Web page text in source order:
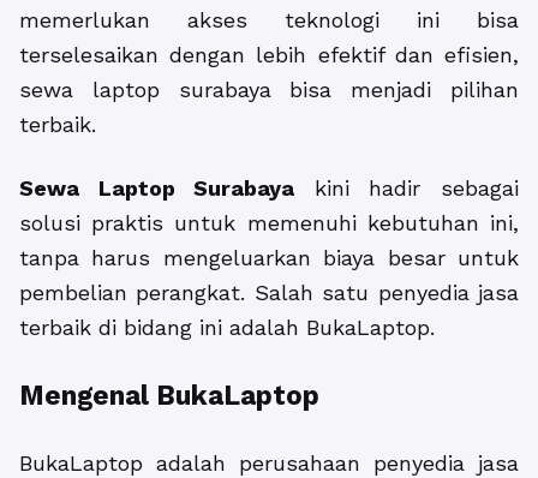
memerlukan akses teknologi ini bisa
terselesaikan dengan lebih efektif dan efisien,
sewa laptop surabaya bisa menjadi pilihan
terbaik.
Sewa Laptop Surabaya kini hadir sebagai
solusi praktis untuk memenuhi kebutuhan ini,
tanpa harus mengeluarkan biaya besar untuk
pembelian perangkat. Salah satu penyedia jasa
terbaik di bidang ini adalah BukaLaptop.
Mengenal BukaLaptop
BukaLaptop adalah perusahaan penyedia jasa